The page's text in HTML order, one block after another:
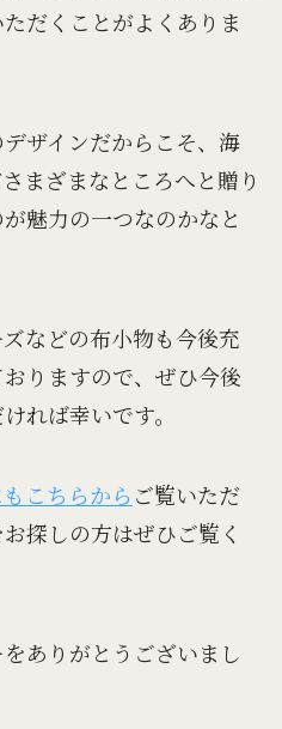
だくことがよくありま
ザインだからこそ、海
まざまなところへと贈り
魅力の一つなのかなと
などの布小物も今後充
りますので、ぜひ今後
れば幸いです。
こちらから ご覧いただ
探しの方はぜひご覧く
ありがとうございまし